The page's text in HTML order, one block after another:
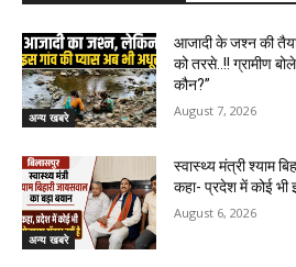
अन्य खबरे
आजादी के जश्न की
को तरसे..!! ग्रामीण
कौन?”
August 7, 2026
अन्य खबरे
स्वास्थ्य मंत्री श्याम
कहा- प्रदेश में कोई भी
August 6, 2026